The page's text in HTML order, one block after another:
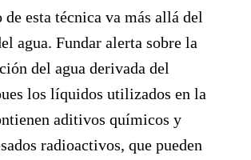
esta técnica va más allá del
agua. Fundar alerta sobre la
del agua derivada del
los líquidos utilizados en la
aditivos químicos y
radioactivos, que pueden